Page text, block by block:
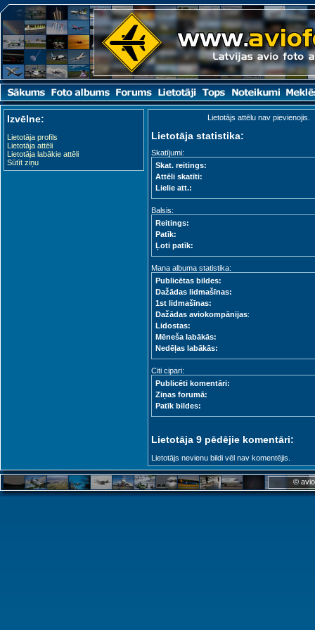
Izvēlne:
Lietotāja profils
Lietotāja attēli
Lietotāja labākie attēli
Sūtīt ziņu
Lietotājs attēlu nav pievienojis.
Lietotāja statistika:
Skatījumi:
Skat. reitings:
Attēli skatīti:
Lielie att.:
Balsis:
Reitings:
Patīk:
Ļoti patīk:
Mana albuma statistika:
Publicētas bildes:
Dažādas lidmašīnas:
1st lidmašīnas:
Dažādas aviokompānijas:
Lidostas:
Mēneša labākās:
Nedēļas labākās:
Citi cipari:
Publicēti komentāri:
Ziņas forumā:
Patīk bildes:
Lietotāja 9 pēdējie komentāri:
Lietotājs nevienu bildi vēl nav komentējis.
©